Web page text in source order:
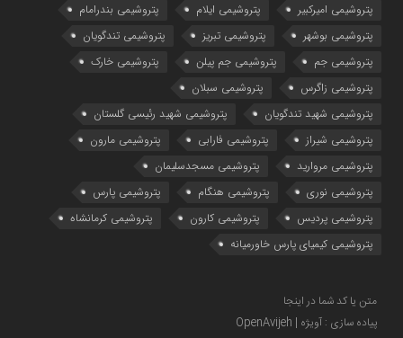
پتروشیمی امیرکبیر
پتروشیمی ایلام
پتروشیمی بندرامام
پتروشیمی بوشهر
پتروشیمی تبریز
پتروشیمی تندگویان
پتروشیمی جم
پتروشیمی جم پیلن
پتروشیمی خارک
پتروشیمی زاگرس
پتروشیمی سبلان
پتروشیمی شهید تندگویان
پتروشیمی شهید رئیسی گلستان
پتروشیمی شیراز
پتروشیمی فارابی
پتروشیمی مارون
پتروشیمی مروارید
پتروشیمی مسجدسلیمان
پتروشیمی نوری
پتروشیمی هنگام
پتروشیمی پارس
پتروشیمی پردیس
پتروشیمی کارون
پتروشیمی کرمانشاه
پتروشیمی کیمیای پارس خاورمیانه
متن یا کد شما در اینجا
پیاده سازی : آویژه | OpenAvijeh